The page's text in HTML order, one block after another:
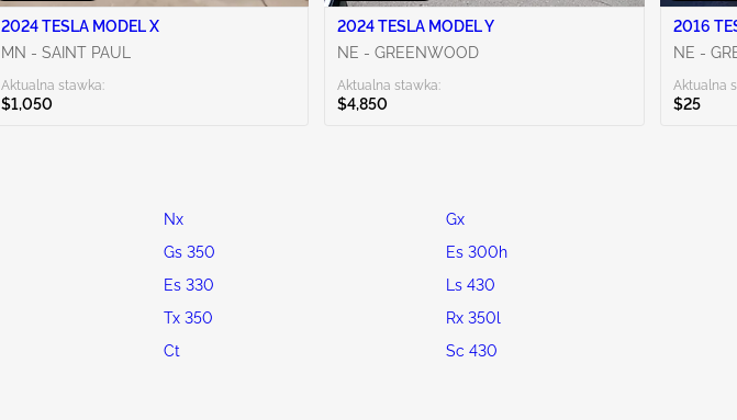
2024 TESLA MODEL X
MN - SAINT PAUL
Aktualna stawka:
$1,050
2024 TESLA MODEL Y
NE - GREENWOOD
Aktualna stawka:
$4,850
NE -
Aktualna
$25
Nx
Gx
Gs 350
Es 300h
Es 330
Ls 430
Tx 350
Rx 350l
Ct Sc 430